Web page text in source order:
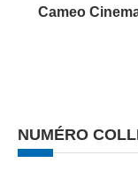
Cameo
NUMÉRO